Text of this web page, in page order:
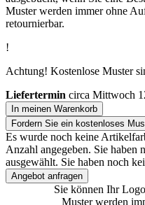
Muster werden immer ohne
retournierbar.
!
Achtung! Kostenlose Muster
Liefertermin circa Mittwoch
In meinen Warenkorb
Fordern Sie ein kostenloses
Es wurde noch keine
Anzahl angegeben. Sie haben
ausgewählt. Sie haben noch
Angebot anfragen
Sie können Ihr
Muster werden